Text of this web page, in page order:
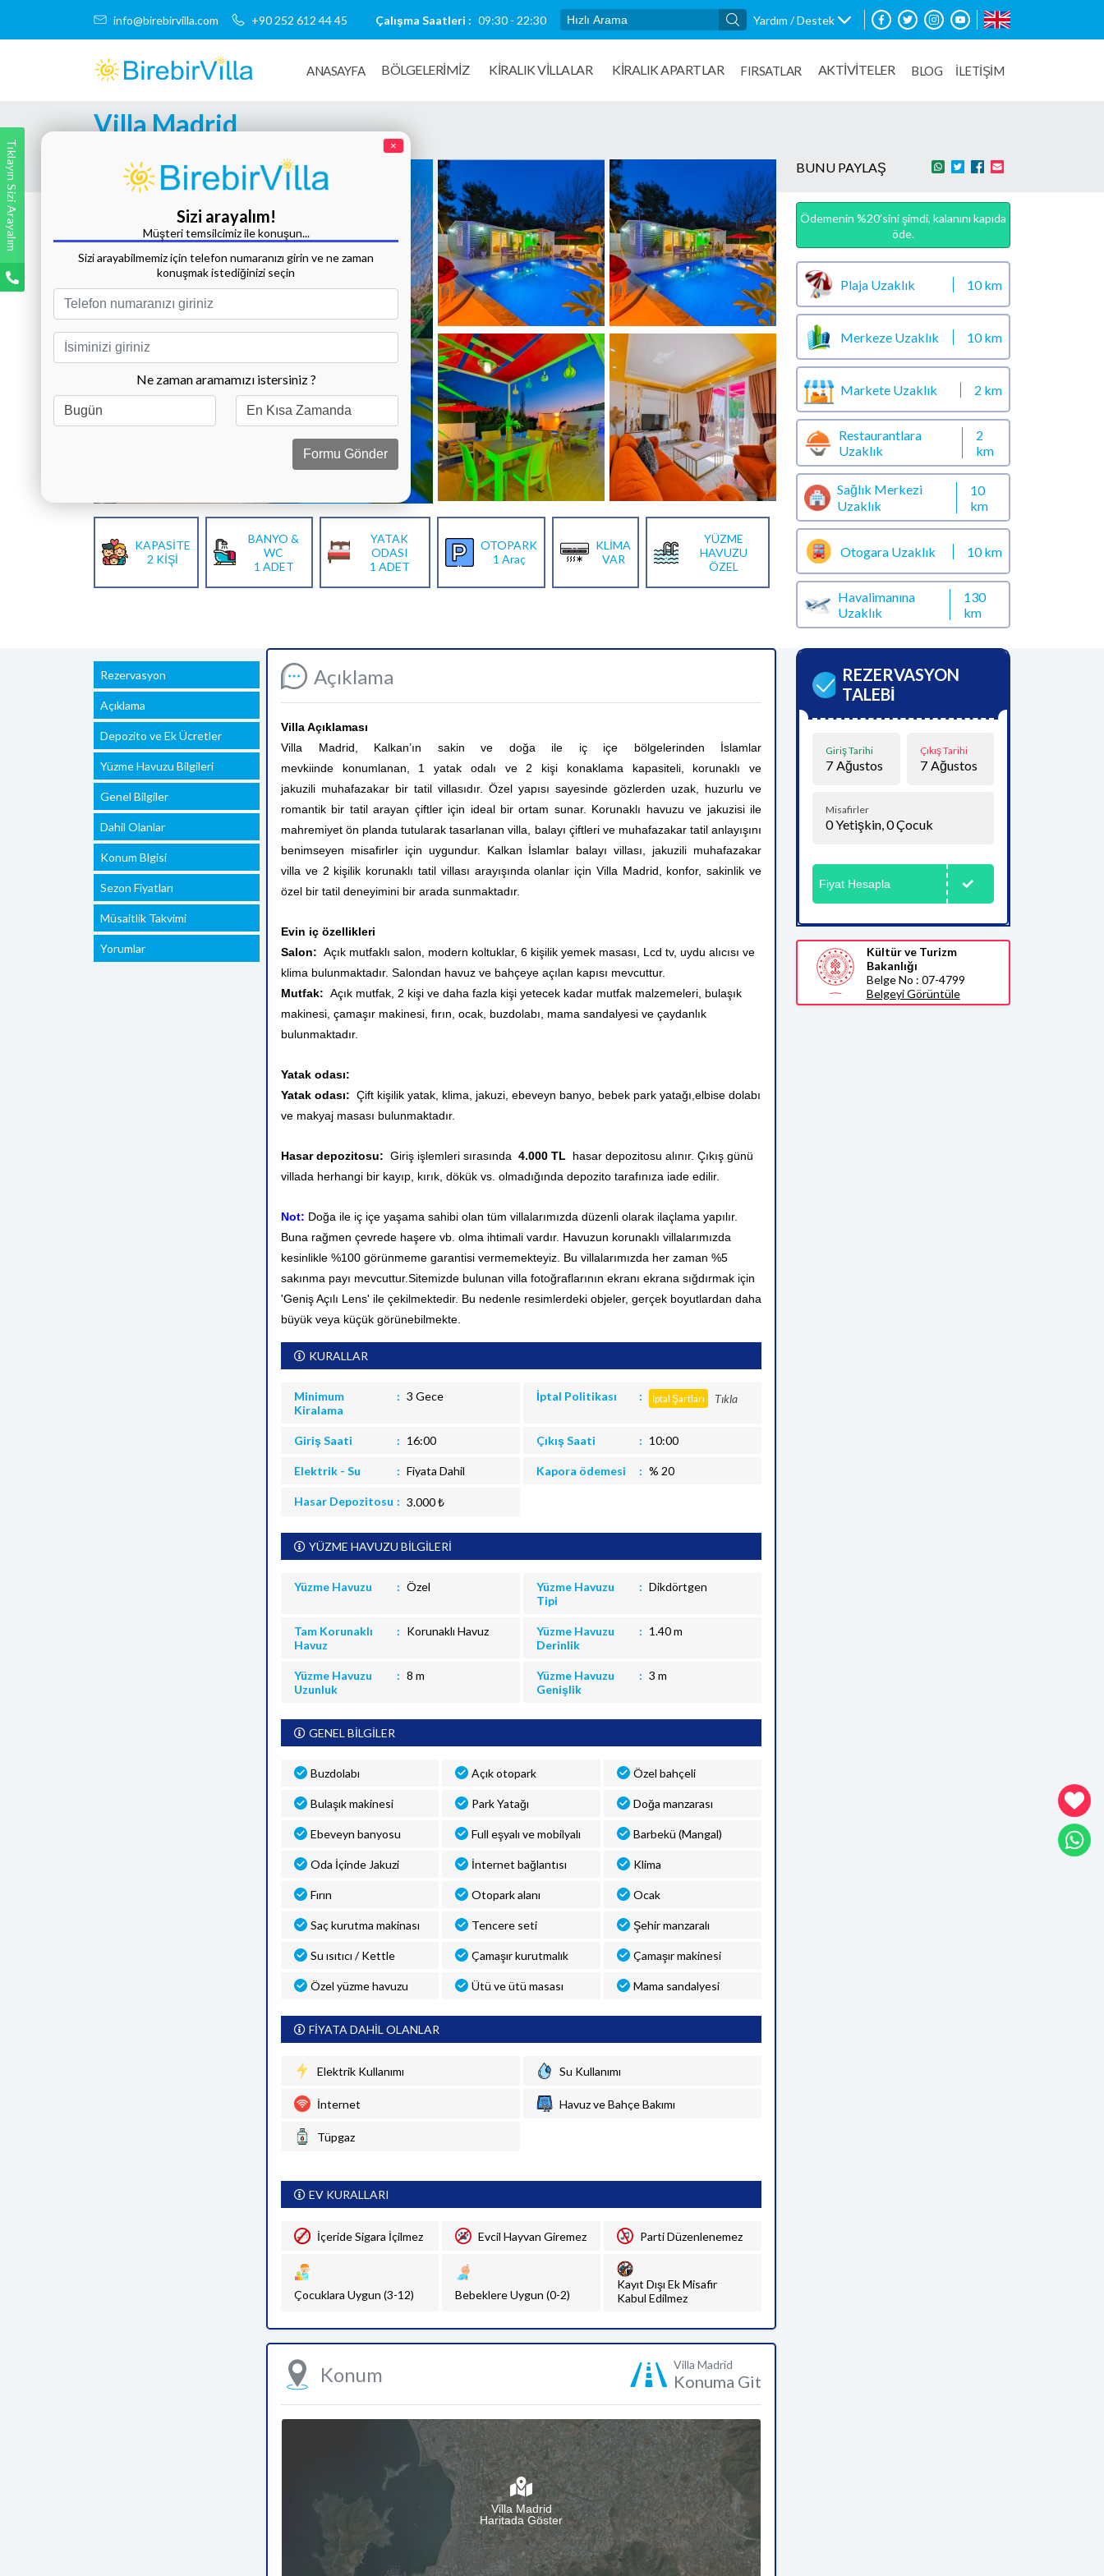
info@birebirvilla.com +90 252 612 44 45 Çalışma Saatleri : 09:30 - 22:30 Yardım / Destek
ANASAYFA BÖLGELERİMİZ KIRALIK VILLALAR KİRALIK APARTLAR FIRSATLAR AKTİVİTELER BLOG İLETİŞİM
Villa Madrid
Tüm Fotoğrafları Göster
KAPASİTE
2 KİŞİ
BANYO &
WC
1 ADET
YATAK
ODASI
1 ADET
OTOPARK
1 Araç
KLİMA
VAR
YÜZME
HAVUZU
ÖZEL
BUNU PAYLAŞ
Ödemenin %20’sini şimdi, kalanını kapıda
öde.
Plaja Uzaklık 10 km
Merkeze Uzaklık 10 km
Markete Uzaklık 2 km
Restaurantlara
Uzaklık
2
km
Sağlık Merkezi
Uzaklık
10
km
Otogara Uzaklık 10 km
Havalimanına
Uzaklık
130
km
Rezervasyon
Açıklama
Depozito ve Ek Ücretler
Yüzme Havuzu Bilgileri
Genel Bilgiler
Dahil Olanlar
Konum Blgisi
Sezon Fiyatları
Müsaitlik Takvimi
Yorumlar
Açıklama
Villa Açıklaması
Villa Madrid, Kalkan’ın sakin ve doğa ile iç içe bölgelerinden İslamlar
mevkiinde konumlanan, 1 yatak odalı ve 2 kişi konaklama kapasiteli, korunaklı ve
jakuzili muhafazakar bir tatil villasıdır. Özel yapısı sayesinde gözlerden uzak, huzurlu ve
romantik bir tatil arayan çiftler için ideal bir ortam sunar. Korunaklı havuzu ve jakuzisi ile
mahremiyet ön planda tutularak tasarlanan villa, balayı çiftleri ve muhafazakar tatil anlayışını
benimseyen misafirler için uygundur. Kalkan İslamlar balayı villası, jakuzili muhafazakar
villa ve 2 kişilik korunaklı tatil villası arayışında olanlar için Villa Madrid, konfor, sakinlik ve
özel bir tatil deneyimini bir arada sunmaktadır.
Evin iç özellikleri
Salon: Açık mutfaklı salon, modern koltuklar, 6 kişilik yemek masası, Lcd tv, uydu alıcısı ve
klima bulunmaktadır. Salondan havuz ve bahçeye açılan kapısı mevcuttur.
Mutfak: Açık mutfak, 2 kişi ve daha fazla kişi yetecek kadar mutfak malzemeleri, bulaşık
makinesi, çamaşır makinesi, fırın, ocak, buzdolabı, mama sandalyesi ve çaydanlık
bulunmaktadır.
Yatak odası:
Yatak odası: Çift kişilik yatak, klima, jakuzi, ebeveyn banyo, bebek park yatağı,elbise dolabı
ve makyaj masası bulunmaktadır.
Hasar depozitosu: Giriş işlemleri sırasında 4.000 TL hasar depozitosu alınır. Çıkış günü
villada herhangi bir kayıp, kırık, dökük vs. olmadığında depozito tarafınıza iade edilir.
Not: Doğa ile iç içe yaşama sahibi olan tüm villalarımızda düzenli olarak ilaçlama yapılır.
Buna rağmen çevrede haşere vb. olma ihtimali vardır. Havuzun korunaklı villalarımızda
kesinlikle %100 görünmeme garantisi vermemekteyiz. Bu villalarımızda her zaman %5
sakınma payı mevcuttur.Sitemizde bulunan villa fotoğraflarının ekranı ekrana sığdırmak için
'Geniş Açılı Lens' ile çekilmektedir. Bu nedenle resimlerdeki objeler, gerçek boyutlardan daha
büyük veya küçük görünebilmekte.
KURALLAR
Minimum
Kiralama
3 Gece İptal Politikası İptal Şartları Tıkla
Giriş Saati 16:00 Çıkış Saati 10:00
Elektrik - Su Fiyata Dahil Kapora ödemesi % 20
Hasar Depozitosu 3.000 ₺
YÜZME HAVUZU BİLGİLERİ
Yüzme Havuzu Özel
Yüzme Havuzu
Tipi
Dikdörtgen
Tam Korunaklı
Havuz
Korunaklı Havuz
Yüzme Havuzu
Derinlik
1.40 m
Yüzme Havuzu
Uzunluk
8 m
Yüzme Havuzu
Genişlik
3 m
GENEL BİLGİLER
Buzdolabı Açık otopark Özel bahçeli
Bulaşık makinesi Park Yatağı Doğa manzarası
Ebeveyn banyosu Full eşyalı ve mobilyalı Barbekü (Mangal)
Oda İçinde Jakuzi İnternet bağlantısı Klima
Fırın Otopark alanı Ocak
Saç kurutma makinası Tencere seti Şehir manzaralı
Su ısıtıcı / Kettle Çamaşır kurutmalık Çamaşır makinesi
Özel yüzme havuzu Ütü ve ütü masası Mama sandalyesi
FİYATA DAHİL OLANLAR
Elektrik Kullanımı Su Kullanımı
İnternet Havuz ve Bahçe Bakımı
Tüpgaz
EV KURALLARI
İçeride Sigara İçilmez Evcil Hayvan Giremez Parti Düzenlenemez
Çocuklara Uygun (3-12) Bebeklere Uygun (0-2)
Kayıt Dışı Ek Misafir
Kabul Edilmez
Konum Villa Madrid
Konuma Git
Villa Madrid
Haritada Göster
REZERVASYON
TALEBİ
Giriş Tarihi
7 Ağustos
Çıkış Tarihi
7 Ağustos
Misafirler
0Yetişkin,0Çocuk
Fiyat Hesapla
Kültür ve Turizm
Bakanlığı
Belge No : 07-4799
Belgeyi Görüntüle
Tıklayın Sizi Arayalım ×
Sizi arayalım!
Müşteri temsilcimiz ile konuşun...
Sizi arayabilmemiz için telefon numaranızı girin ve ne zaman
konuşmak istediğinizi seçin
Ne zaman aramamızı istersiniz ?
Formu Gönder